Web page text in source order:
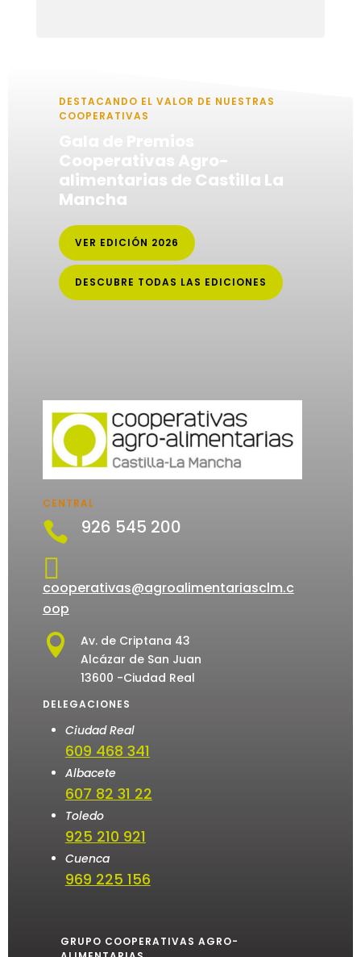
DESTACANDO EL VALOR DE NUESTRAS
COOPERATIVAS
Cooperativas Agro-
alimentarias de Castilla La
Mancha
VER EDICIÓN 2026
DESCUBRE TODAS LAS EDICIONES
CENTRAL
 926 545 200

cooperativas@agroalimentariasclm.c
oop

Av. de Criptana 43
Alcázar de San Juan
13600 -Ciudad Real
DELEGACIONES
Ciudad Real
609 468 341
Albacete
607 82 31 22
Toledo
925 210 921
Cuenca
969 225 156
GRUPO COOPERATIVAS AGRO-